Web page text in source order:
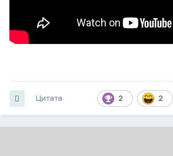
2 2
Цитата